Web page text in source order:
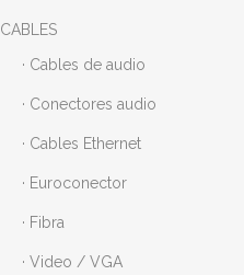
CABLES
· Cables de audio
· Conectores audio
· Cables Ethernet
· Euroconector
· Fibra
· Video / VGA